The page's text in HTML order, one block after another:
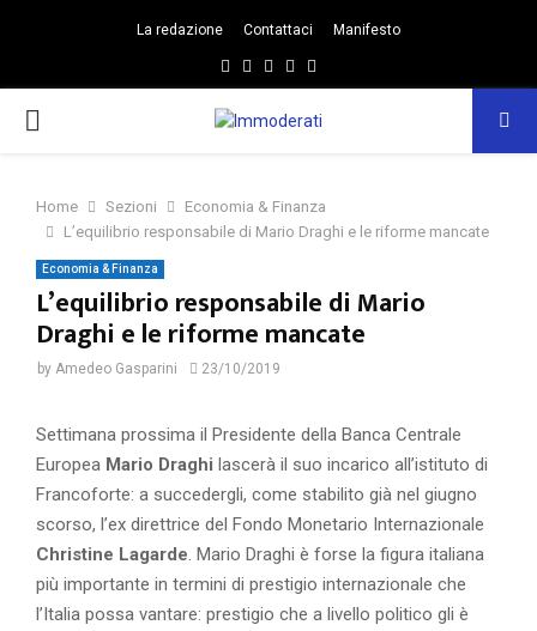
La redazione Contattaci Manifesto
Facebook
TwitterInstagram
Linkedin
PRIMARY
Home Sezioni
Economia & Finanza
L’equilibrio responsabile di Mario Draghi e le riforme mancate
Economia & Finanza
L’equilibrio responsabile di Mario
Draghi e le riforme mancate
by Amedeo Gasparini 23/10/2019
Settimana prossima il Presidente della Banca Centrale
Europea Mario Draghi lascerà il suo incarico all’istituto di
Francoforte: a succedergli, come stabilito già nel giugno
scorso, l’ex direttrice del Fondo Monetario Internazionale
Christine Lagarde . Mario Draghi è forse la figura italiana
più importante in termini di prestigio internazionale che
l’Italia possa vantare: prestigio che a livello politico gli è